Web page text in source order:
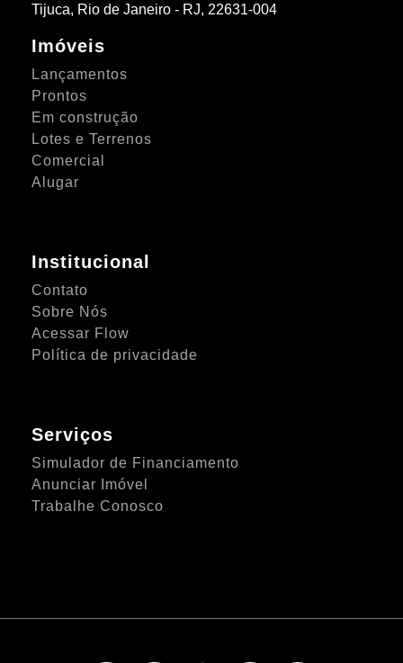
Tijuca, Rio de Janeiro - RJ, 22631-004
Imóveis
Lançamentos
Prontos
Em construção
Lotes e Terrenos
Comercial
Alugar
Institucional
Contato
Sobre Nós
Acessar Flow
Política de privacidade
Serviços
Simulador de Financiamento
Anunciar Imóvel
Trabalhe Conosco